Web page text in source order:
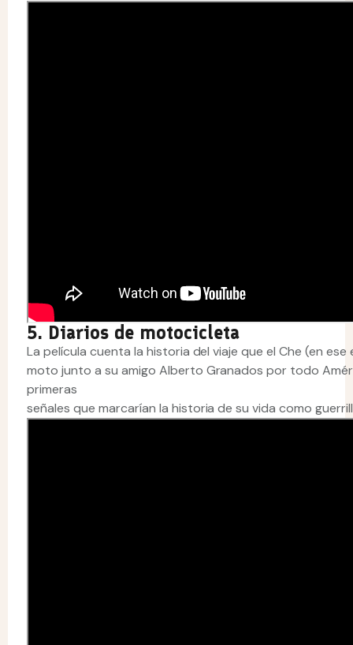
5. Diarios de motocicleta
La película cuenta la historia del viaje que el Che (en
moto junto a su amigo Alberto Granados por todo
primeras
señales que marcarían la historia de su vida como